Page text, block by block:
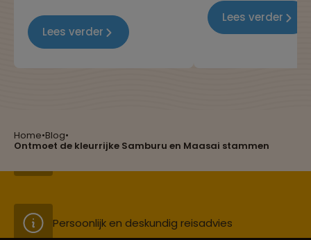
Home•Blog•
Ontmoet de kleurrijke Samburu en Maasai stammen
of toch liever een husky
sledetocht in Lapland?
Lees verder
mediterraans
heerlijke wijnen, een
Lees verder
Groepsreizen mét indivuele vrijheid